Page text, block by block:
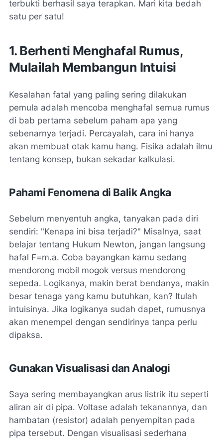
terbukti berhasil saya terapkan. Mari kita bedah
satu per satu!
1. Berhenti Menghafal Rumus,
Mulailah Membangun Intuisi
Kesalahan fatal yang paling sering dilakukan
pemula adalah mencoba menghafal semua rumus
di bab pertama sebelum paham apa yang
sebenarnya terjadi. Percayalah, cara ini hanya
akan membuat otak kamu hang. Fisika adalah ilmu
tentang konsep, bukan sekadar kalkulasi.
Pahami Fenomena di Balik Angka
Sebelum menyentuh angka, tanyakan pada diri
sendiri: "Kenapa ini bisa terjadi?" Misalnya, saat
belajar tentang Hukum Newton, jangan langsung
hafal F=m.a. Coba bayangkan kamu sedang
mendorong mobil mogok versus mendorong
sepeda. Logikanya, makin berat bendanya, makin
besar tenaga yang kamu butuhkan, kan? Itulah
intuisinya. Jika logikanya sudah dapet, rumusnya
akan menempel dengan sendirinya tanpa perlu
dipaksa.
Gunakan Visualisasi dan Analogi
Saya sering membayangkan arus listrik itu seperti
aliran air di pipa. Voltase adalah tekanannya, dan
hambatan (resistor) adalah penyempitan pada
pipa tersebut. Dengan visualisasi sederhana